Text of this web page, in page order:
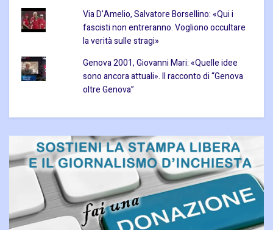
Via D’Amelio, Salvatore Borsellino: «Qui i
fascisti non entreranno. Vogliono occultare
la verità sulle stragi»
Genova 2001, Giovanni Mari: «Quelle idee
sono ancora attuali». Il racconto di “Genova
oltre Genova”